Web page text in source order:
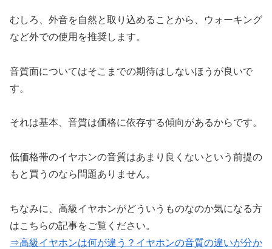
むしろ、外音を自然と取り込めることから、ウォーキング
など外での使用を推奨します。
音質面についてはそこまでの期待はしないほうが良いで
す。
それは基本、音質は価格に依存する傾向があるからです。
低価格帯のイヤホンの音質はあまり良くないという前提の
もと買うのなら問題ありません。
ちなみに、高級イヤホンがどういうものなのか気になる方
はこちらの記事をご覧ください。
⇒高級イヤホンは何が違う？イヤホンの音質の違いが分か